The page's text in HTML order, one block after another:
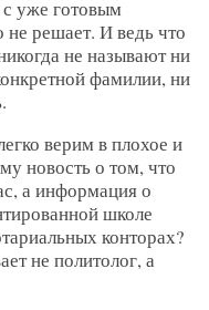
с уже готовым
решает. И ведь что
не называют ни
фамилии, ни
верим в плохое и
новость о том, что
а информация о
школе
конторах?
не политолог, а